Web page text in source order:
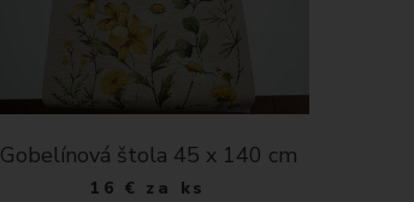
Gobelínová štola 45 x 140 cm
16 € za ks